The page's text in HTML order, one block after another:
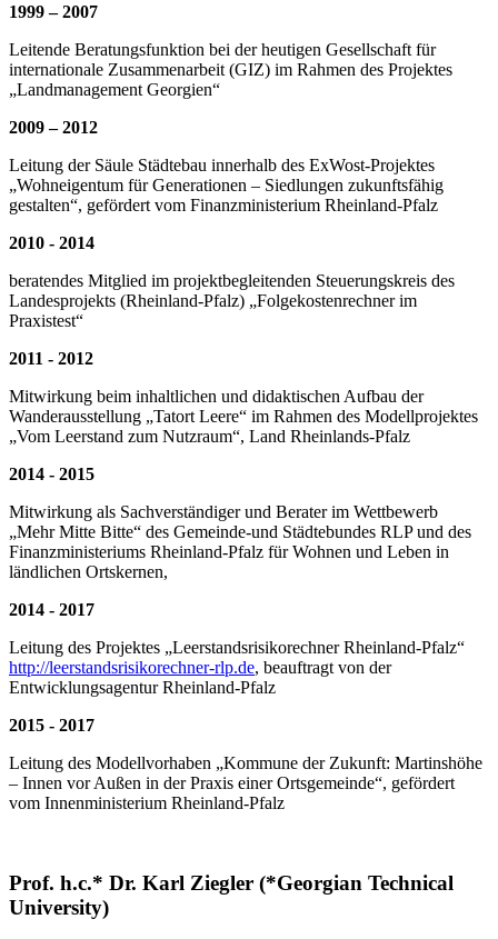
1999 – 2007
Leitende Beratungsfunktion bei der heutigen Gesellschaft für
internationale Zusammenarbeit (GIZ) im Rahmen des Projektes
„Landmanagement Georgien“
2009 – 2012
Leitung der Säule Städtebau innerhalb des ExWost-Projektes
„Wohneigentum für Generationen – Siedlungen zukunftsfähig
gestalten“, gefördert vom Finanzministerium Rheinland-Pfalz
2010 - 2014
beratendes Mitglied im projektbegleitenden Steuerungskreis des
Landesprojekts (Rheinland-Pfalz) „Folgekostenrechner im
Praxistest“
2011 - 2012
Mitwirkung beim inhaltlichen und didaktischen Aufbau der
Wanderausstellung „Tatort Leere“ im Rahmen des Modellprojektes
„Vom Leerstand zum Nutzraum“, Land Rheinlands-Pfalz
2014 - 2015
Mitwirkung als Sachverständiger und Berater im Wettbewerb
„Mehr Mitte Bitte“ des Gemeinde-und Städtebundes RLP und des
Finanzministeriums Rheinland-Pfalz für Wohnen und Leben in
ländlichen Ortskernen,
2014 - 2017
Leitung des Projektes „Leerstandsrisikorechner Rheinland-Pfalz“
http://leerstandsrisikorechner-rlp.de, beauftragt von der
Entwicklungsagentur Rheinland-Pfalz
2015 - 2017
Leitung des Modellvorhaben „Kommune der Zukunft: Martinshöhe
– Innen vor Außen in der Praxis einer Ortsgemeinde“, gefördert
vom Innenministerium Rheinland-Pfalz
Prof. h.c.* Dr. Karl Ziegler (*Georgian Technical
University)